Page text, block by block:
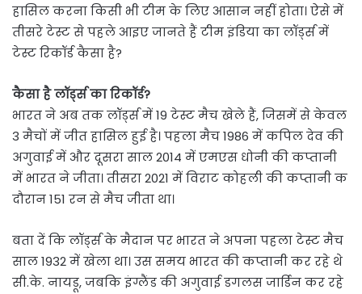
हासिल करना किसी भी टीम के लिए आसान नहीं होता। ऐसे में
तीसरे टेस्ट से पहले आइए जानते हैं टीम इंडिया का लॉर्ड्स में
टेस्ट रिकॉर्ड कैसा है?
कैसा है लॉर्ड्स का रिकॉर्ड?
भारत ने अब तक लॉर्ड्स में 19 टेस्ट मैच खेले हैं, जिसमें से केवल
3 मैचों में जीत हासिल हुई है। पहला मैच 1986 में कपिल देव की
अगुवाई में और दूसरा साल 2014 में एमएस धोनी की कप्तानी
में भारत ने जीता। तीसरा 2021 में विराट कोहली की कप्तानी क
दौरान 151 रन से मैच जीता था।
बता दें कि लॉर्ड्स के मैदान पर भारत ने अपना पहला टेस्ट मैच
साल 1932 में खेला था। उस समय भारत की कप्तानी कर रहे थे
सी.के. नायडू, जबकि इंग्लैंड की अगुवाई डगलस जार्डिन कर रहे